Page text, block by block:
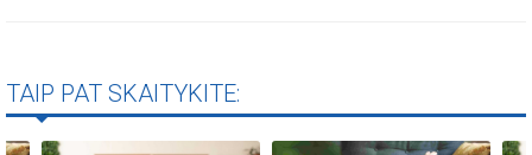
TAIP PAT SKAITYKITE: